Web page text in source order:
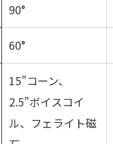
90°
60°
15”コーン、
2.5”ボイスコイ
ル、フェライト磁